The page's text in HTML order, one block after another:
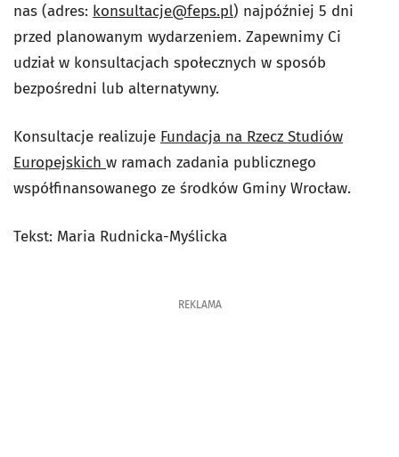
nas (adres: konsultacje@feps.pl) najpóźniej 5 dni
przed planowanym wydarzeniem. Zapewnimy Ci
udział w konsultacjach społecznych w sposób
bezpośredni lub alternatywny.
Konsultacje realizuje Fundacja na Rzecz Studiów
Europejskich w ramach zadania publicznego
współfinansowanego ze środków Gminy Wrocław.
Tekst: Maria Rudnicka-Myślicka
REKLAMA